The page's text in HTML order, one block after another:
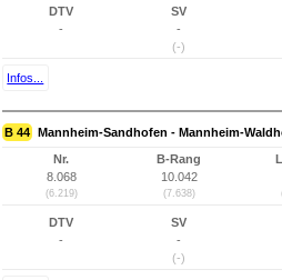
DTV
-
SV
-
(-)
Infos...
B 44 Mannheim-Sandhofen - Mannheim-
Nr.
8.068
(6.219)
B-Rang
10.042
(7.638)
DTV
-
SV
-
(-)